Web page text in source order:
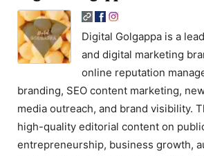
Digital Golgappa is a
and digital marketing
online reputation
branding, SEO content marketing,
media outreach, and brand visibility.
high-quality editorial content on
entrepreneurship, business growth,